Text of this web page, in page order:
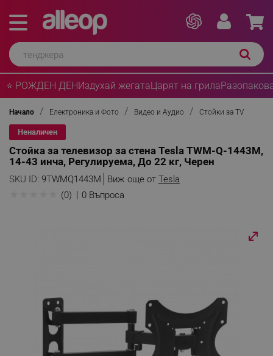
⭐ РОЖДЕН ДЕНИздухай жегатаЦарят на грила
Начало Електроника и Фото Видео и Аудио Стойки за TV
Неналичен
Стойка за телевизор за стена Tesla TWM-Q-1443M,
14-43 инча, Регулируема, До 22 кг, Черен
SKU ID: 9TWMQ1443M Виж още от Tesla
(0) 0 Въпроса